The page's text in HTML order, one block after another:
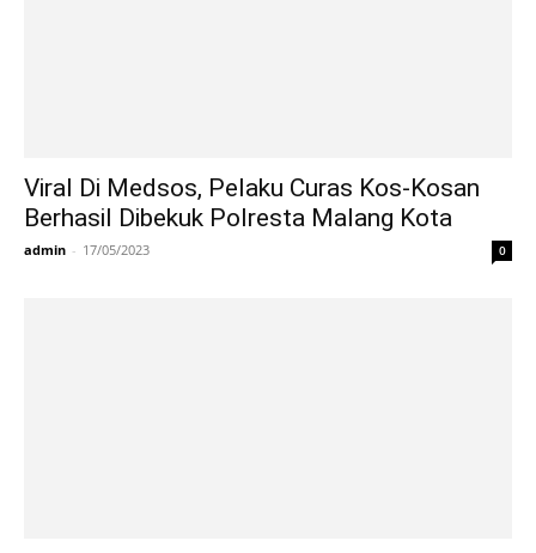
Viral Di Medsos, Pelaku Curas Kos-Kosan
Berhasil Dibekuk Polresta Malang Kota
admin - 17/05/2023 0